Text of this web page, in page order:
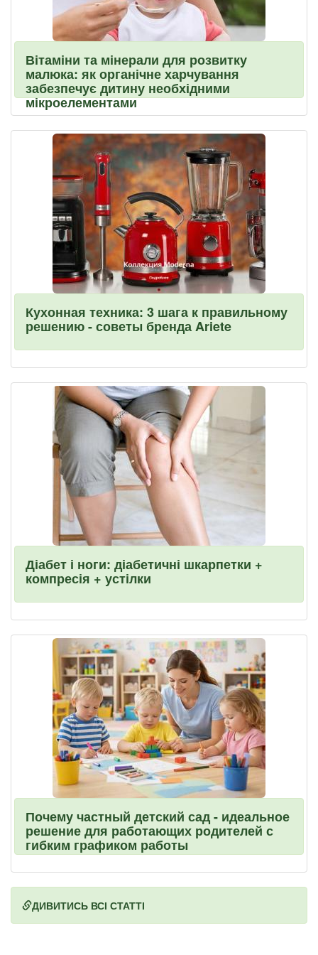
Вітаміни та мінерали для розвитку
малюка: як органічне харчування
забезпечує дитину необхідними
мікроелементами
Кухонная техника: 3 шага к правильному
решению - советы бренда Ariete
Діабет і ноги: діабетичні шкарпетки +
компресія + устілки
Почему частный детский сад - идеальное
решение для работающих родителей с
гибким графиком работы
ДИВИТИСЬ ВСІ СТАТТІ